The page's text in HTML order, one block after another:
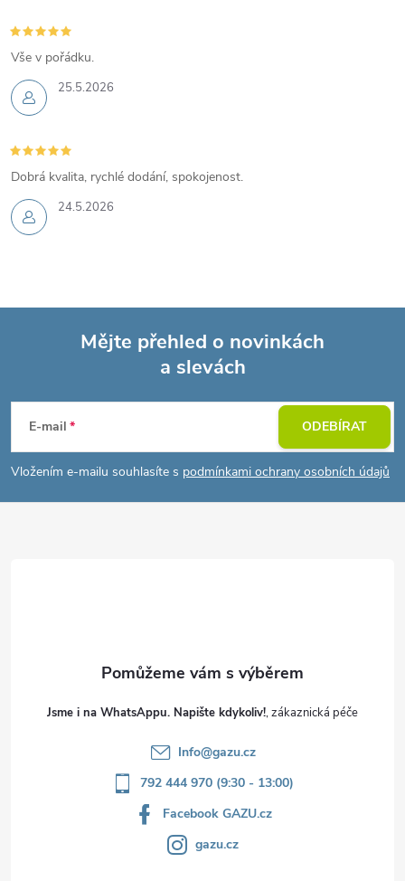
25.5.2026
Vše v pořádku.
24.5.2026
Dobrá kvalita, rychlé dodání, spokojenost.
p
Mějte přehled o novinkách
a slevách
E-mail
Vložením e-mailu souhlasíte s podmínkami ochrany osobních údajů
ODEBÍRAT
Jsme i na WhatsAppu. Napište kdykoliv!
Info@gazu.cz
792 444 970 (9:30 - 13:00)
Facebook GAZU.cz
gazu.cz